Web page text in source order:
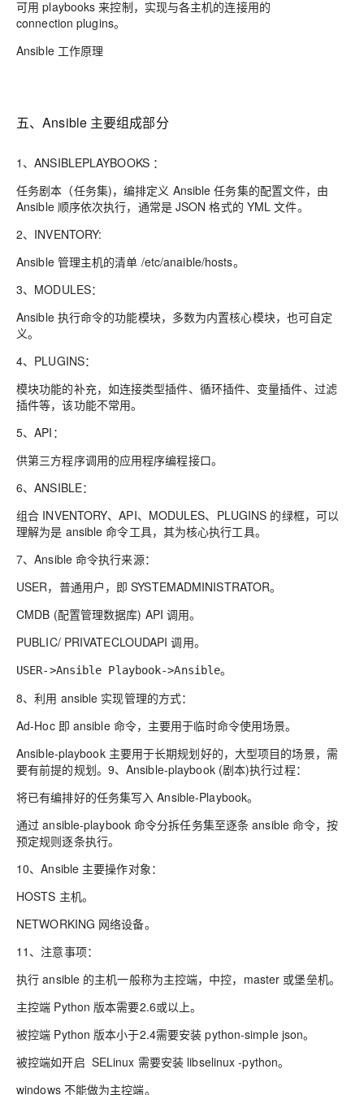
可用 playbooks 来控制，实现与各主机的连接用的
connection plugins。
Ansible 工作原理
五、Ansible 主要组成部分
1、ANSIBLEPLAYBOOKS ：
任务剧本（任务集)，编排定义 Ansible 任务集的配置文件，由
Ansible 顺序依次执行，通常是 JSON 格式的 YML 文件。
2、 INVENTORY:
Ansible 管理主机的清单 /etc/anaible/hosts。
3、 MODULES：
Ansible 执行命令的功能模块，多数为内置核心模块，也可自定
义。
4、 PLUGINS：
模块功能的补充，如连接类型插件、循环插件、变量插件、过滤
插件等，该功能不常用。
5、API：
供第三方程序调用的应用程序编程接口。
6、ANSIBLE：
组合 INVENTORY、API、MODULES、PLUGINS 的绿框，可以
理解为是 ansible 命令工具，其为核心执行工具。
7、Ansible 命令执行来源：
USER，普通用户，即 SYSTEMADMINISTRATOR。
CMDB (配置管理数据库) API 调用。
PUBLIC/ PRIVATECLOUDAPI 调用。
USER->Ansible Playbook->Ansible。
8、利用 ansible 实现管理的方式：
Ad-Hoc 即 ansible 命令，主要用于临时命令使用场景。
Ansible-playbook 主要用于长期规划好的，大型项目的场景，需
要有前提的规划。 9、Ansible-playbook (剧本)执行过程：
将已有编排好的任务集写入Ansible-Playbook。
通过ansible-playbook 命令分拆任务集至逐条 ansible 命令，按
预定规则逐条执行。
10、Ansible 主要操作对象：
HOSTS 主机。
NETWORKING 网络设备。
11、注意事项：
执行ansible 的主机一般称为主控端，中控，master 或堡垒机。
主控端 Python 版本需要2.6或以上。
被控端 Python 版本小于2.4需要安装 python-simple json。
被控端如开启 SELinux 需要安装 libselinux -python。
windows 不能做为主控端。